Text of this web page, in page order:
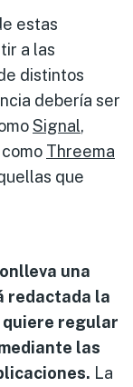
estas
a las
distintos
debería ser
Signal,
Threema
que
una
redactada la
regular
las
La